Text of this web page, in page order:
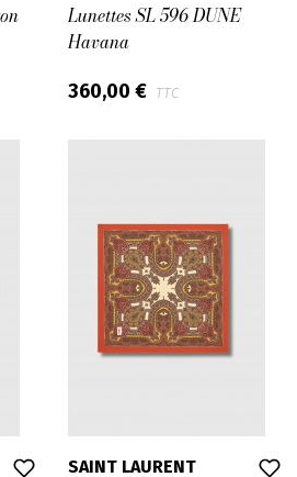
Lunettes SL 596 DUNE
Havana
360,00 € TTC
SAINT LAURENT